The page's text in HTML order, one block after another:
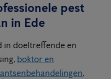
pest
in Ede
in doeltreffende en
boktor en
,